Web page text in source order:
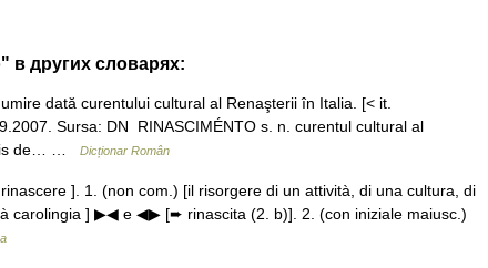
в других словарях:
dată curentului cultural al Renaşterii în Italia. [< it.
Sursa: DN RINASCIMÉNTO s. n. curentul cultural al
de… …
Dicționar Român
]. 1. (non com.) [il risorgere di un attività, di una cultura, di
carolingia ] ▶◀ e ◀▶ [➨ rinascita (2. b)]. 2. (con iniziale maiusc.)